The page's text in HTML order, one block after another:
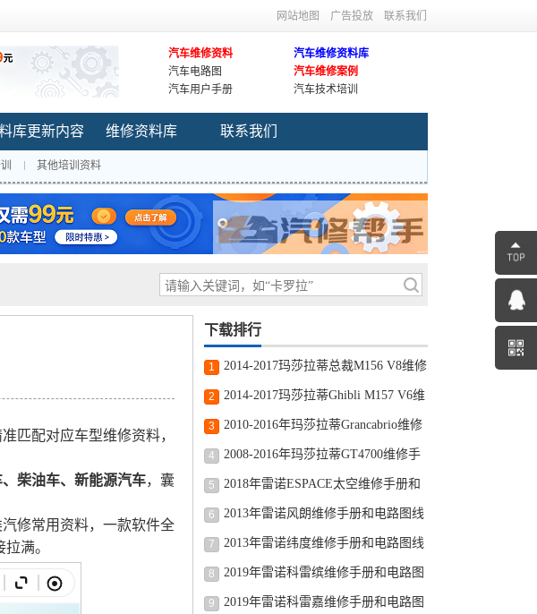
网站地图 广告投放 联系我们
汽车维修资料
汽车维修资料库
汽车电路图
汽车维修案例
汽车用户手册
汽车技术培训
库更新内容 维修资料库 联系我们
其他培训资料
匹配对应车型维修资料，
柴油车、新能源汽车，囊
修常用资料，一款软件全
拉满。
下载排行
1
2014-2017玛莎拉蒂总裁M156 V8维修
手册和电路图线路图修车资源下载
2
2014-2017玛莎拉蒂Ghibli M157 V6维
修手册和电路图线路图修车资源下载
3
2010-2016年玛莎拉蒂Grancabrio维修
手册和电路图线路图修车资源下载
4
2008-2016年玛莎拉蒂GT4700维修手
册和电路图线路图修车资源下载
5
2018年雷诺ESPACE太空维修手册和
电路图线路图修车资源下载
6
2013年雷诺风朗维修手册和电路图线
路图修车资源下载
7
2013年雷诺纬度维修手册和电路图线
路图修车资源下载
8
2019年雷诺科雷缤维修手册和电路图
线路图修车资源下载
9
2019年雷诺科雷嘉维修手册和电路图